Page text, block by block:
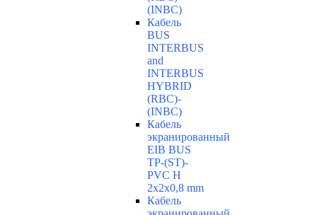
(INBC)
Кабель
BUS
INTERBUS
and
INTERBUS
HYBRID
(RBC)-
(INBC)
Кабель
экранированный
EIB BUS
TP-(ST)-
PVC H
2x2x0,8 mm
Кабель